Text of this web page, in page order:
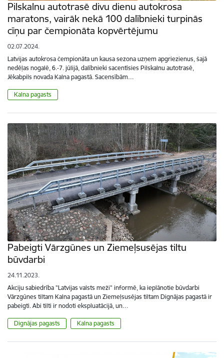
Pilskalnu autotrasē divu dienu autokrosa
maratons, vairāk nekā 100 dalībnieki turpinās
cīņu par čempionāta kopvērtējumu
02.07.2024.
Latvijas autokrosa čempionāta un kausa sezona uzņem apgriezienus, šajā
nedēļas nogalē, 6.-7. jūlijā, dalībnieki sacentīsies Pilskalnu autotrasē,
Jēkabpils novada Kalna pagastā. Sacensībām…
Kalna pagasts
Pabeigti Vārzgūnes un Ziemeļsusējas tiltu
būvdarbi
24.11.2023.
Akciju sabiedrība "Latvijas valsts meži" informē, ka ieplānotie būvdarbi
Vārzgūnes tiltam Kalna pagastā un Ziemeļsusējas tiltam Dignājas pagastā ir
pabeigti. Abi tilti ir nodoti ekspluatācijā, un…
Dignājas pagasts Kalna pagasts